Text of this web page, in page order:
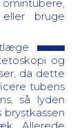
bruge
og
da dette
tubens
så lyden